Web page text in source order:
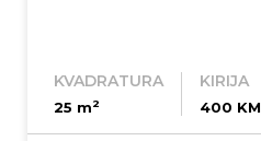
KVADRATURA
25 m2
KIRIJA
400 KM